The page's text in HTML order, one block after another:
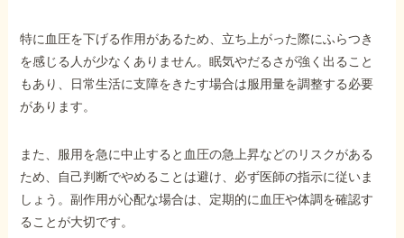
特に血圧を下げる作用があるため、立ち上がった際にふらつき
を感じる人が少なくありません。眠気やだるさが強く出ること
もあり、日常生活に支障をきたす場合は服用量を調整する必要
があります。
また、服用を急に中止すると血圧の急上昇などのリスクがある
ため、自己判断でやめることは避け、必ず医師の指示に従いま
しょう。副作用が心配な場合は、定期的に血圧や体調を確認す
ることが大切です。